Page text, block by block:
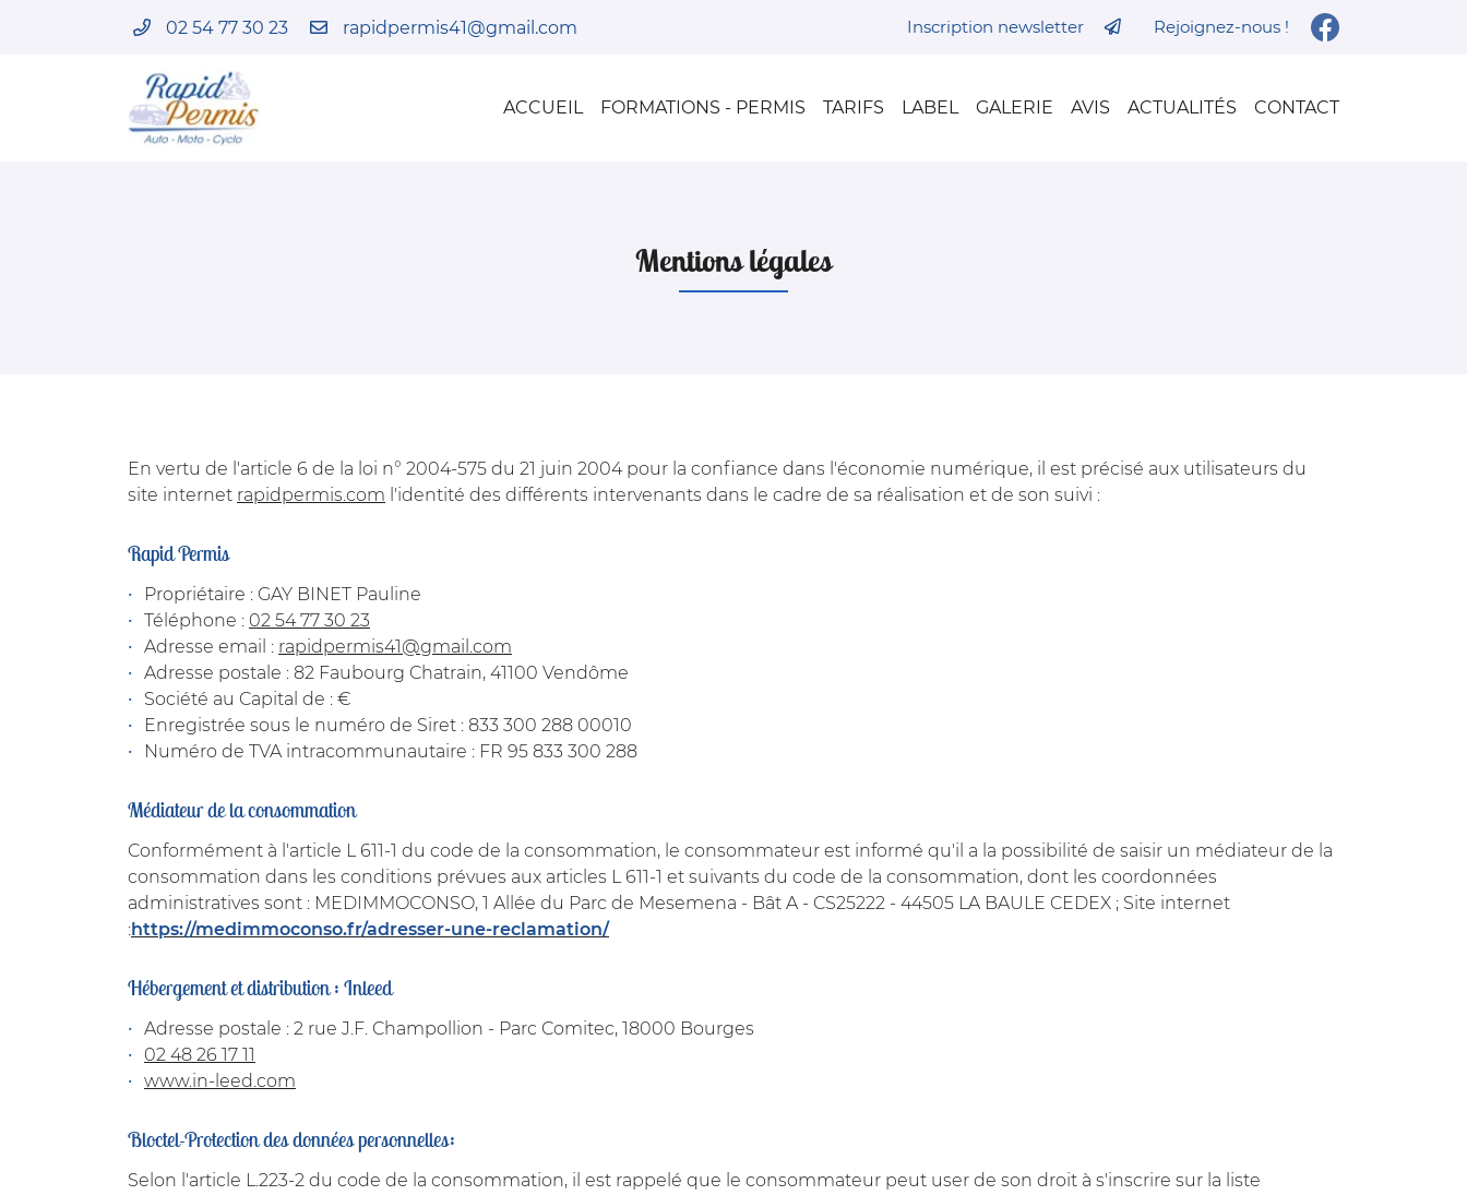
02 54 77 30 23 Inscription newsletter Rejoignez-nous !
ACCUEIL FORMATIONS - PERMIS TARIFS LABEL GALERIE AVIS ACTUALITÉS CONTACT
41100 Vendôme
02 54 77 30 23
Code Captcha
Rafraîchir le captcha
En cochant cette case, vous consentez à recevoir nos propositions commerciales
à l'adresse email indiqué ci-dessus. Vous pouvez vous désinscrire à tout moment
en utilisant
le formulaire de désinscription .
Inscription
Mentions légales
En vertu de l'article 6 de la loi n° 2004-575 du 21 juin 2004 pour la confiance dans l'économie numérique, il est précisé aux utilisateurs du
site internet rapidpermis.com l'identité des différents intervenants dans le cadre de sa réalisation et de son suivi :
Rapid Permis
Propriétaire : GAY BINET Pauline
Téléphone : 02 54 77 30 23
Adresse email :
Adresse postale : 82 Faubourg Chatrain, 41100 Vendôme
Société au Capital de : €
Enregistrée sous le numéro de Siret : 833 300 288 00010
Numéro de TVA intracommunautaire : FR 95 833 300 288
Médiateur de la consommation
Conformément à l'article L 611-1 du code de la consommation, le consommateur est informé qu'il a la possibilité de saisir un médiateur de la
consommation dans les conditions prévues aux articles L 611-1 et suivants du code de la consommation, dont les coordonnées
administratives sont : MEDIMMOCONSO, 1 Allée du Parc de Mesemena - Bât A - CS25222 - 44505 LA BAULE CEDEX ; Site internet
:https://medimmoconso.fr/adresser-une-reclamation/
Hébergement et distribution : Inleed
Adresse postale : 2 rue J.F. Champollion - Parc Comitec, 18000 Bourges
02 48 26 17 11
www.in-leed.com
Bloctel-Protection des données personnelles:
Selon l'article L.223-2 du code de la consommation, il est rappelé que le consommateur peut user de son droit à s'inscrire sur la liste